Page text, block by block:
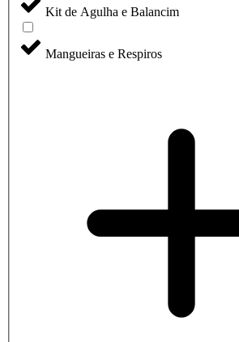
Kit de Agulha e Balancim
Mangueiras e Respiros